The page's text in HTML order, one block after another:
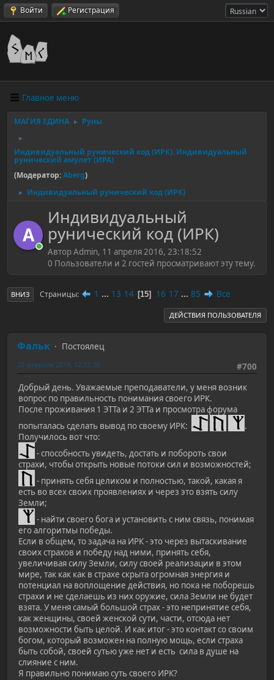
Войти Регистрация
Главное меню
МАГИЯ ЕДИНА ► Руны
►
Индивидуальный рунический код (ИРК). Индивидуальный
рунический амулет (ИРА)
(Модератор:Aberg)
► Индивидуальный рунический код (ИРК)
A
Индивидуальный
рунический код (ИРК)
Автор Admin, 11 апреля 2016, 23:18:52
0 Пользователи и 2 гостей просматривают эту тему.
ВНИЗ Страницы 1 ... 13 14 15 16 17 ... 85 Все
ДЕЙСТВИЯ ПОЛЬЗОВАТЕЛЯ
Фальк
Постоялец
#700
22 февраля 2019, 12:22:39
Добрый день. Уважаемые преподаватели, у меня возник
вопрос по правильность понимания своего ИРК.
После проживания 1 ЭТТа и 2 ЭТТа и просмотра форума
попыталась сделать вывод по своему ИРК:
.
Получилось вот что:
- способность увидеть, достать и побороть свои
страхи, чтобы открыть новые потоки сил и возможностей;
- принять себя целиком и полностью, такой, какая я
есть во всех своих проявлениях и через это взять силу
Земли;
- найти своего бога и установить с ним связь, понимая
его алгоритмы победы.
Если в общем, то задача на ИРК - это через вытаскивание
своих страхов и победу над ними, принять себя,
увеличивая силу Земли, силу своей реализации в этом
мире, так как как в страхе скрыта огромная энергия и
потенциал на воплощение действия, но пока не поборешь
страхи и не сделаешь из них оружие, сила Земли не будет
взята. У меня самый большой страх - это непринятие себя,
как женщины, своей женской сути, части, отсюда нет
возможности быть целой. И как итог - это контакт со своим
богом, который возможен на полную мощь, если страха
быть собой, своей сутью уже нет и есть сила в душе на
слияние с ним.
Я правильно понимаю суть своего ИРК?